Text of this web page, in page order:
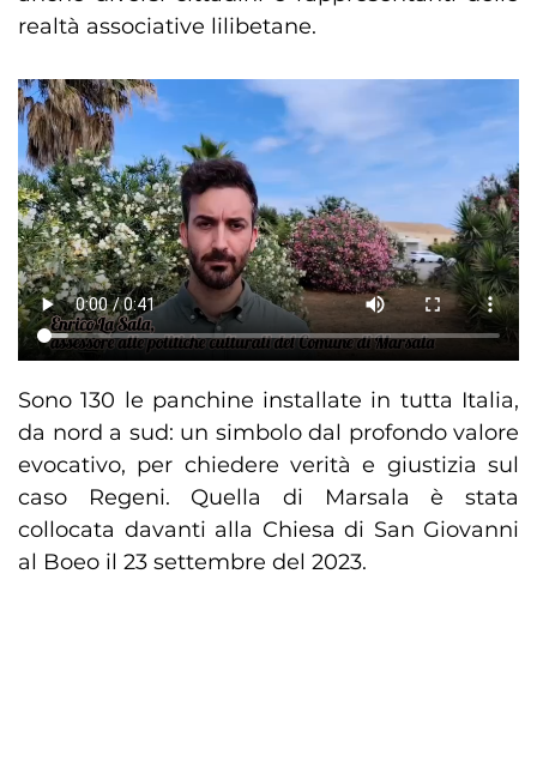
realtà associative lilibetane.
Sono 130 le panchine installate in tutta Italia,
da nord a sud: un simbolo dal profondo valore
evocativo, per chiedere verità e giustizia sul
caso Regeni. Quella di Marsala è stata
collocata davanti alla Chiesa di San Giovanni
al Boeo il 23 settembre del 2023.